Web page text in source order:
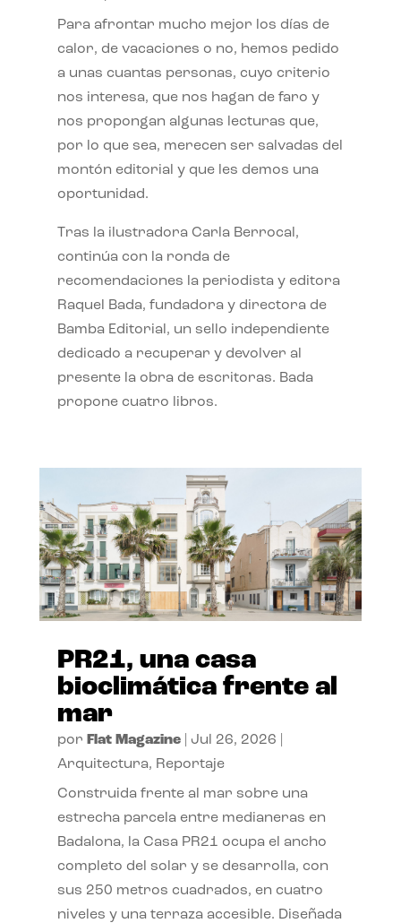
Para afrontar mucho mejor los días de
calor, de vacaciones o no, hemos pedido
a unas cuantas personas, cuyo criterio
nos interesa, que nos hagan de faro y
nos propongan algunas lecturas que,
por lo que sea, merecen ser salvadas del
montón editorial y que les demos una
oportunidad.
Tras la ilustradora Carla Berrocal,
continúa con la ronda de
recomendaciones la periodista y editora
Raquel Bada, fundadora y directora de
Bamba Editorial, un sello independiente
dedicado a recuperar y devolver al
presente la obra de escritoras. Bada
propone cuatro libros.
PR21, una casa
bioclimática frente al
mar
por Flat Magazine| Jul 26, 2026
Arquitectura, Reportaje
Construida frente al mar sobre una
estrecha parcela entre medianeras en
Badalona, la Casa PR21 ocupa el ancho
completo del solar y se desarrolla, con
sus 250 metros cuadrados, en cuatro
niveles y una terraza accesible. Diseñada